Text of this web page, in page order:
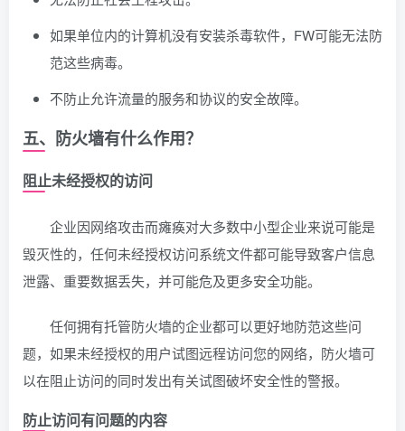
如果单位内的计算机没有安装杀毒软件，FW可能无法防
范这些病毒。
不防止允许流量的服务和协议的安全故障。
五、 防火墙有什么作用？
阻止未经授权的访问
企业因网络攻击而瘫痪对大多数中小型企业来说可能是
毁灭性的，任何未经授权访问系统文件都可能导致客户信息
泄露、重要数据丢失，并可能危及更多安全功能。
任何拥有托管防火墙的企业都可以更好地防范这些问
题，如果未经授权的用户试图远程访问您的网络，防火墙可
以在阻止访问的同时发出有关试图破坏安全性的警报。
防止访问有问题的内容